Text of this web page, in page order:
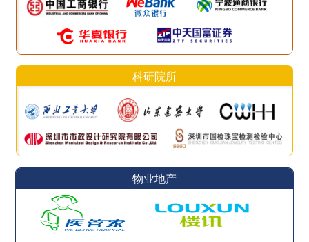
科研院所
物业地产